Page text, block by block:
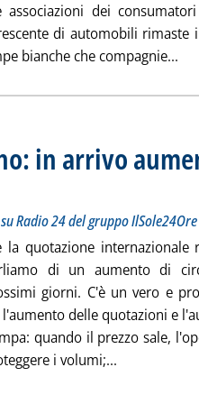
dei
di automobili rimaste
bianche che compagnie...
in arrivo
Radio 24 del gruppo IlSole24Ore
la quotazione
di un aumento di
giorni. C'è un vero e
delle quotazioni e
quando il prezzo sale,
i volumi;...